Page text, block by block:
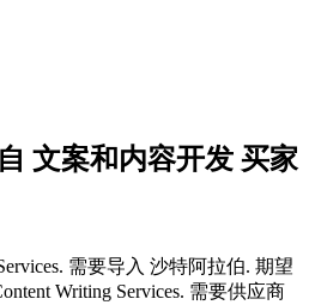
文案和内容开发 买家
需要导入 沙特阿拉伯. 期望
Writing Services. 需要供应商